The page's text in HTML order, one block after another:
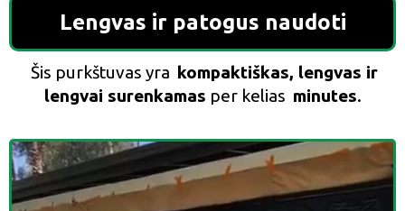
Lengvas ir patogus naudoti
Šis purkštuvas yra kompaktiškas, lengvas ir
lengvai surenkamas per kelias minutes.